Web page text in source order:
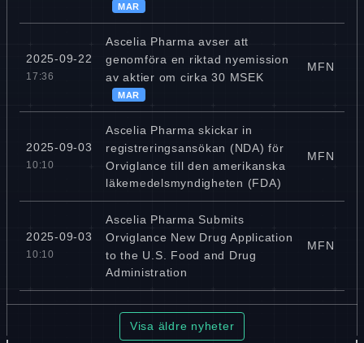
MAR
2025-09-22
17:36
Ascelia Pharma avser att
genomföra en riktad nyemission
av aktier om cirka 30 MSEK
MAR
MFN
2025-09-03
10:10
Ascelia Pharma skickar in
registreringsansökan (NDA) för
Orviglance till den amerikanska
läkemedelsmyndigheten (FDA)
MFN
2025-09-03
10:10
Ascelia Pharma Submits
Orviglance New Drug Application
to the U.S. Food and Drug
Administration
MFN
Visa äldre nyheter